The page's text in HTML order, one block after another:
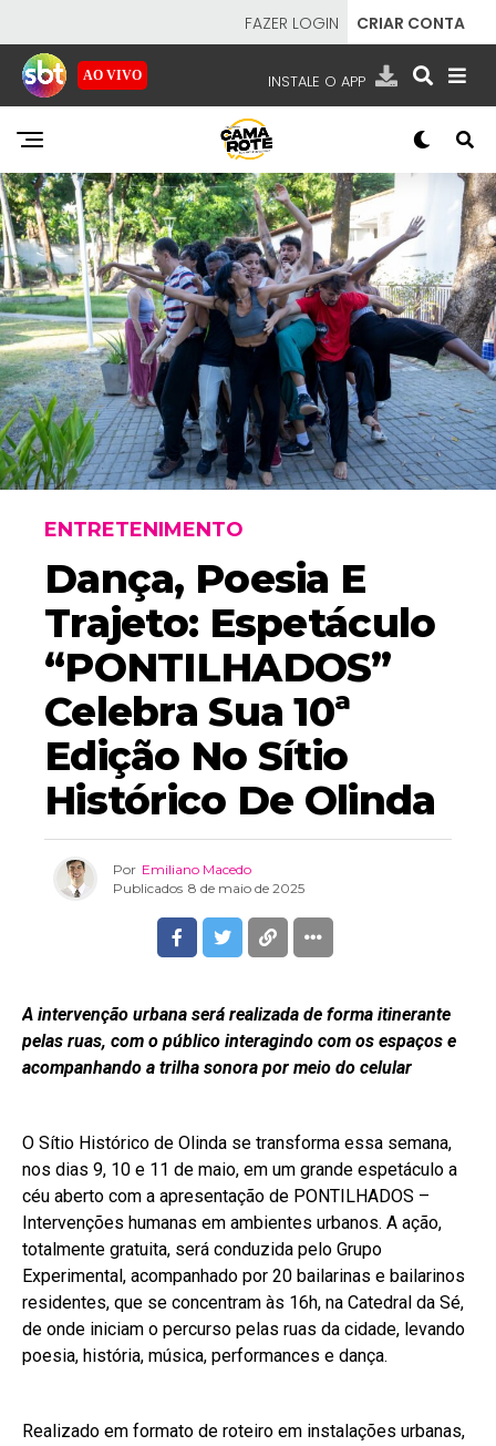
FAZER LOGIN CRIAR CONTA
AO VIVO INSTALE O APP
EMISSORAS
NOSSAS REDES APP TV SBT
SBT- SISTEMA BRASILEIRO DE TELEVISÃO
ENTRETENIMENTO
Dança, Poesia E
Trajeto: Espetáculo
“PONTILHADOS”
Celebra Sua 10ª
Edição No Sítio
Histórico De Olinda
Por Emiliano Macedo
Publicados 8 de maio de 2025
A intervenção urbana será realizada de forma itinerante
pelas ruas, com o público interagindo com os espaços e
acompanhando a trilha sonora por meio do celular
O Sítio Histórico de Olinda se transforma essa semana,
nos dias 9, 10 e 11 de maio, em um grande espetáculo a
céu aberto com a apresentação de PONTILHADOS –
Intervenções humanas em ambientes urbanos. A ação,
totalmente gratuita, será conduzida pelo Grupo
Experimental, acompanhado por 20 bailarinas e bailarinos
residentes, que se concentram às 16h, na Catedral da Sé,
de onde iniciam o percurso pelas ruas da cidade, levando
poesia, história, música, performances e dança.
Realizado em formato de roteiro em instalações urbanas,